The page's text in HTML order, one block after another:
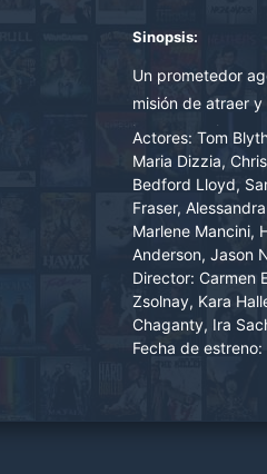
Sinopsis:
Un prometedor
misión de atraer
homosexuales en
embargo, su
enamora de uno
que es parte de
de desmantelar.
Actores: Tom
Maria Dizzia,
Bedford Lloyd,
Fraser,
Marlene Mancini,
Anderson, Jason
Director: Carmen
Zsolnay, Kara
Chaganty, Ira
Fecha de estreno: